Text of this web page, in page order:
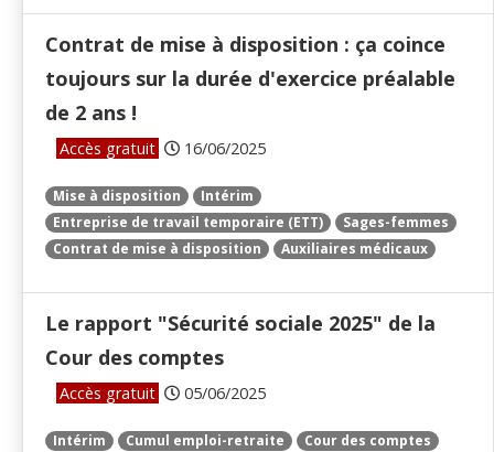
Contrat de mise à disposition : ça coince
toujours sur la durée d'exercice préalable
de 2 ans !
Accès gratuit 16/06/2025
Mise à disposition
Intérim
Entreprise de travail temporaire (ETT)
Sages-femmes
Contrat de mise à disposition
Auxiliaires médicaux
Le rapport "Sécurité sociale 2025" de la
Cour des comptes
Accès gratuit 05/06/2025
Intérim Cumul emploi-retraite
Cour des comptes